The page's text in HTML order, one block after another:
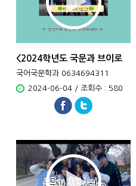
<2024학년도 국문과 브이로
그..
국어국문학과 0634694311
2024-06-04 / 조회수 : 580